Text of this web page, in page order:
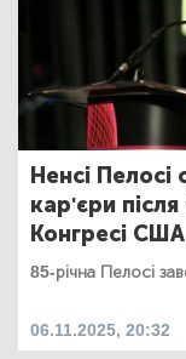
Ненсі
кар'єри
Конгресі США
85-річна Пелосі
06.11.2025, 20:32